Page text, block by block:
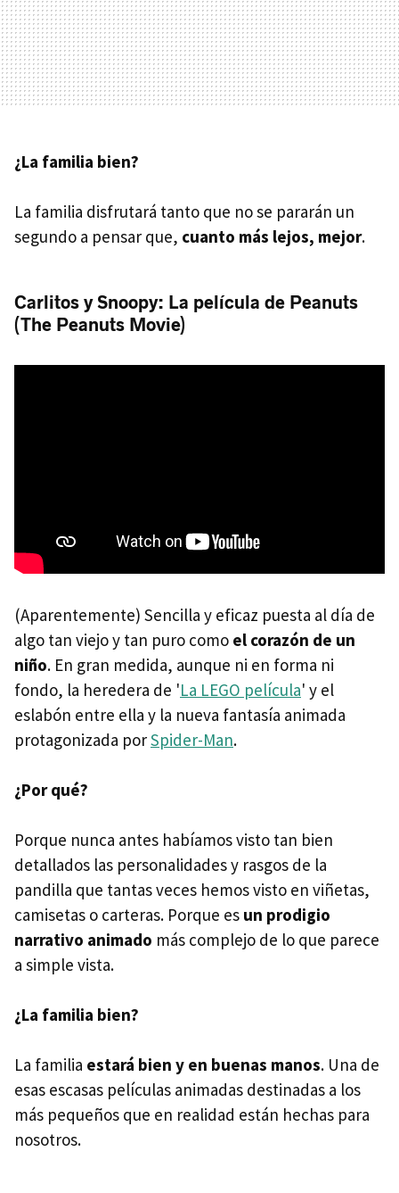
¿La familia bien?
La familia disfrutará tanto que no se pararán un
segundo a pensar que, cuanto más lejos, mejor.
Carlitos y Snoopy: La película de Peanuts
(The Peanuts Movie)
(Aparentemente) Sencilla y eficaz puesta al día de
algo tan viejo y tan puro como el corazón de un
niño. En gran medida, aunque ni en forma ni
fondo, la heredera de 'La LEGO película' y el
eslabón entre ella y la nueva fantasía animada
protagonizada porSpider-Man.
¿Por qué?
Porque nunca antes habíamos visto tan bien
detallados las personalidades y rasgos de la
pandilla que tantas veces hemos visto en viñetas,
camisetas o carteras. Porque es un prodigio
narrativo animado más complejo de lo que parece
a simple vista.
¿La familia bien?
La familia estará bien y en buenas manos. Una de
esas escasas películas animadas destinadas a los
más pequeños que en realidad están hechas para
nosotros.